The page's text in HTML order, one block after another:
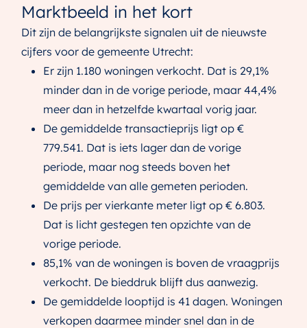
Marktbeeld in het kort
Dit zijn de belangrijkste signalen uit de nieuwste
cijfers voor de gemeente Utrecht:
Er zijn 1.180 woningen verkocht. Dat is 29,1%
minder dan in de vorige periode, maar 44,4%
meer dan in hetzelfde kwartaal vorig jaar.
De gemiddelde transactieprijs ligt op €
779.541. Dat is iets lager dan de vorige
periode, maar nog steeds boven het
gemiddelde van alle gemeten perioden.
De prijs per vierkante meter ligt op € 6.803.
Dat is licht gestegen ten opzichte van de
vorige periode.
85,1% van de woningen is boven de vraagprijs
verkocht. De bieddruk blijft dus aanwezig.
De gemiddelde looptijd is 41 dagen. Woningen
verkopen daarmee minder snel dan in de